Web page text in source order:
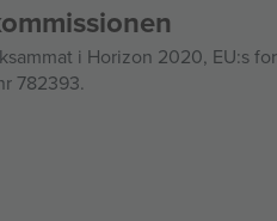
i Horizon 2020, EU:s
782393.